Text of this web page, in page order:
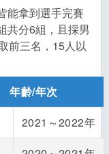
能拿到選手完賽
共分6組，且採男
前三名，15人以
年齡/年次
2021～2022年